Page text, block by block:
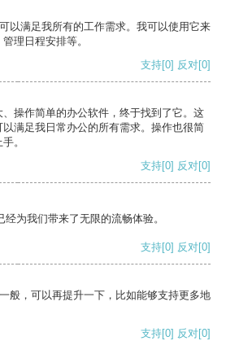
以满足我所有的工作需求。我可以使用它来
理日程安排等。
支持[0] 反对[0]
操作简单的办公软件，终于找到了它。这
满足我日常办公的所有需求。操作也很简
。
支持[0] 反对[0]
为我们带来了无限的流畅体验。
支持[0] 反对[0]
般，可以再提升一下，比如能够支持更多地
支持[0] 反对[0]